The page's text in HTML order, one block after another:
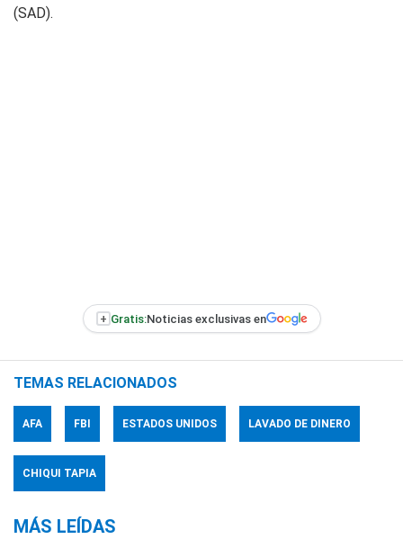
(SAD).
+ Gratis:Noticias exclusivas en
TEMAS RELACIONADOS
AFA FBI ESTADOS UNIDOS LAVADO DE DINERO
CHIQUI TAPIA
MÁS LEÍDAS